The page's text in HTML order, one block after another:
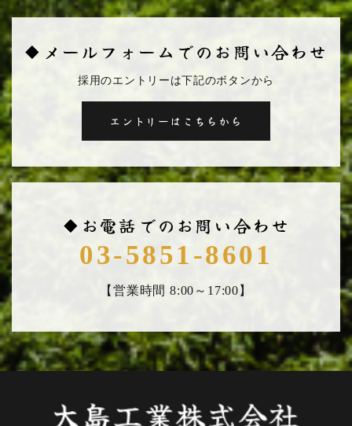
◆メールフォームでのお問い合わせ
採用のエントリーは下記のボタンから
エントリーはこちらから
◆お電話でのお問い合わせ
03-5851-8601
【営業時間 8:00～17:00】